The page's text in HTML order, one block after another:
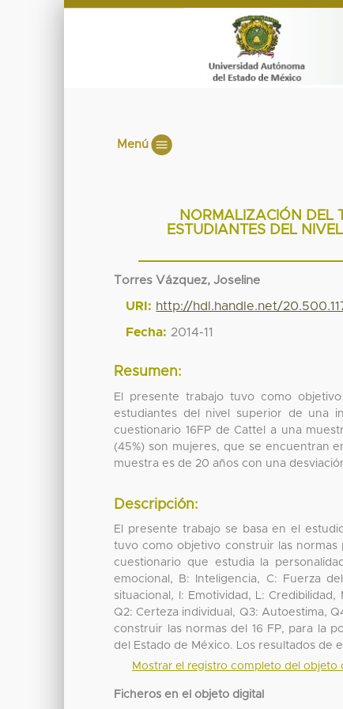
Menú
NORMALIZACIÓN DEL
ESTUDIANTES DEL
Torres Vázquez, Joseline
URI: http://hdl.handle.net/
Fecha: 2014-11
Resumen:
El presente trabajo tuvo como
estudiantes del nivel superior de una
cuestionario 16FP de Cattel a una
(45%) son mujeres, que se encuentran
muestra es de 20 años con una
Descripción:
El presente trabajo se basa en el
tuvo como objetivo construir las
cuestionario que estudia la
emocional, B: Inteligencia, C: Fuerza
situacional, I: Emotividad, L:
Q2: Certeza individual, Q3: Autoestima,
construir las normas del 16 FP, para la
del Estado de México. Los resultados de
Mostrar el registro completo del objeto
Ficheros en el objeto digital